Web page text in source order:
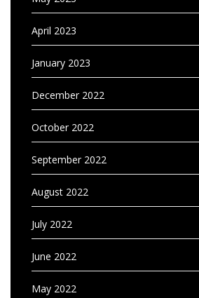
April 2023
January 2023
December 2022
October 2022
September 2022
August 2022
July 2022
June 2022
May 2022